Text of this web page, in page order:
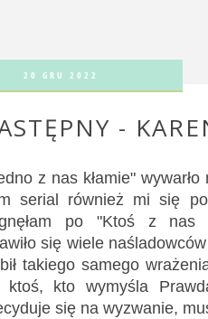
20 GRU 2022
-
z nas kłamie"
serial również mi się
po "Ktoś z nas
się wiele
takiego samego
ktoś, kto wymyśla
się na wyzwanie,